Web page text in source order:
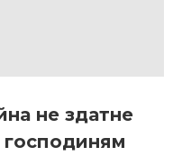
не здатне
господиням